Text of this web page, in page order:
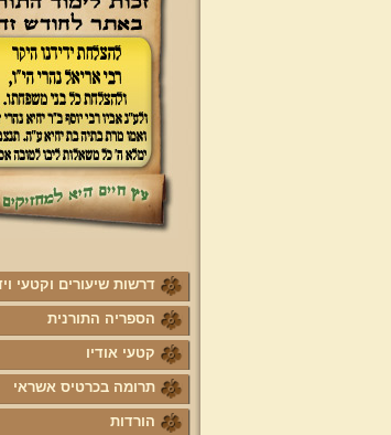
דרשות שיעורים וקטעי
הספריה התורנית
קטעי אודיו
תרומה בכרטיס אשראי
הורדות